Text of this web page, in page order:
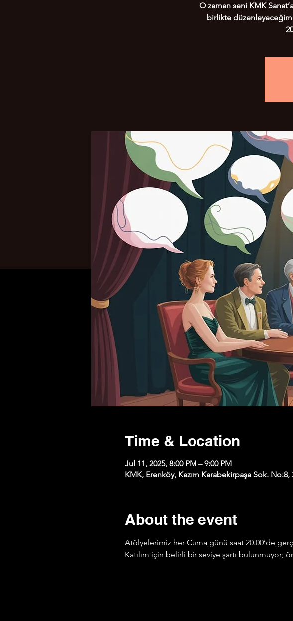
O zaman seni KMK
birlikte
Time & Location
Jul 11, 2025, 8:00 PM – 9:00 PM
KMK, Erenköy, Kazım Karabekirpaşa Sok.
About the event
Atölyelerimiz her Cuma günü saat 20.00’de
Katılım için belirli bir seviye şartı bulunmuyor;